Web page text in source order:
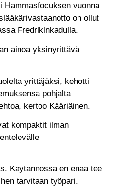
Hammasfocuksen vuonna
on ollut
Fredrikinkadulla.
ainoa yksinyrittävä
yrittäjäksi, kehotti
pohjalta
kertoo Kääriäinen.
kompaktit ilman
Käytännössä en enää tee
tarvitaan työpari.